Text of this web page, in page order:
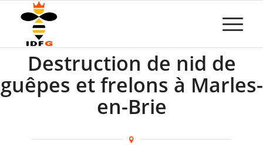
Destruction de nid de
guêpes et frelons à Marles-
en-Brie